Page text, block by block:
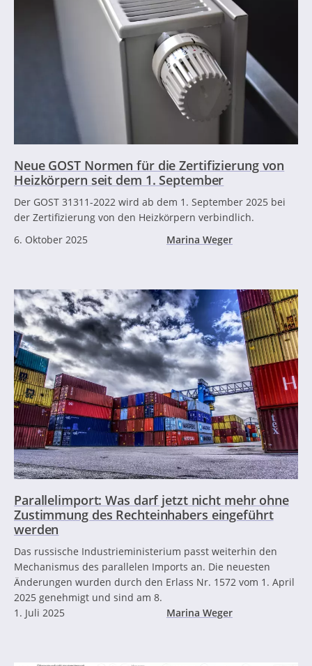
Neue GOST Normen für die Zertifizierung von
Heizkörpern seit dem 1. September
Der GOST 31311-2022 wird ab dem 1. September 2025 bei
der Zertifizierung von den Heizkörpern verbindlich.
6. Oktober 2025
Marina Weger
Parallelimport: Was darf jetzt nicht mehr ohne
Zustimmung des Rechteinhabers eingeführt
werden
Das russische Industrieministerium passt weiterhin den
Mechanismus des parallelen Imports an. Die neuesten
Änderungen wurden durch den Erlass Nr. 1572 vom 1. April
2025 genehmigt und sind am 8.
1. Juli 2025
Marina Weger